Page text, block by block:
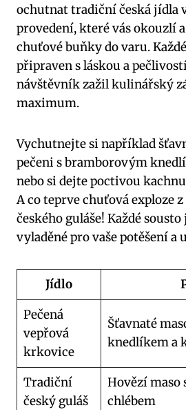
ochutnat tradiční česká jídla
provedení, které vás okouzlí
chuťové buňky do varu.
připraven s láskou a
návštěvník zažil kulinářský
maximum.
Vychutnejte si například
pečeni s bramborovým
nebo si dejte poctivou
A co teprve chuťová exploze
českého guláše! Každé
vyladěné pro vaše potěšení a
Jídlo
Pečená
vepřová
krkovice
Šťavnaté
knedlíkem a
Tradiční
český guláš
Hovězí maso
chlébem